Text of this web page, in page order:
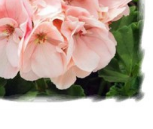
아이비 제라늄
백일홍
가든멈